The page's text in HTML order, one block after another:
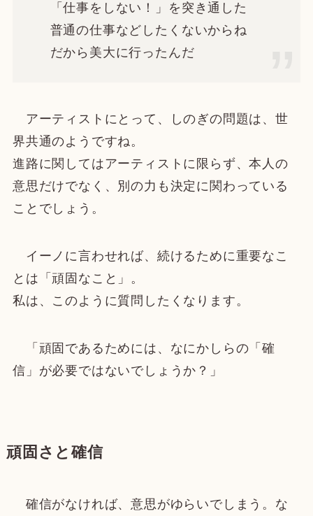
「仕事をしない！」を突き通した
普通の仕事などしたくないからね
だから美大に行ったんだ
アーティストにとって、しのぎの問題は、世
界共通のようですね。
進路に関してはアーティストに限らず、本人の
意思だけでなく、別の力も決定に関わっている
ことでしょう。
イーノに言わせれば、続けるために重要なこ
とは「頑固なこと」。
私は、このように質問したくなります。
「頑固であるためには、なにかしらの「確
信」が必要ではないでしょうか？」
頑固さと確信
確信がなければ、意思がゆらいでしまう。な